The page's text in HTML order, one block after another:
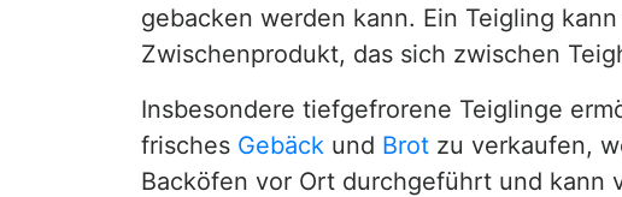
gebacken werden kann. Ein Teigling
Zwischenprodukt, das sich zwischen
Insbesondere tiefgefrorene Teiglinge
frisches Gebäck und Brot zu verkaufen,
Backöfen vor Ort durchgeführt und